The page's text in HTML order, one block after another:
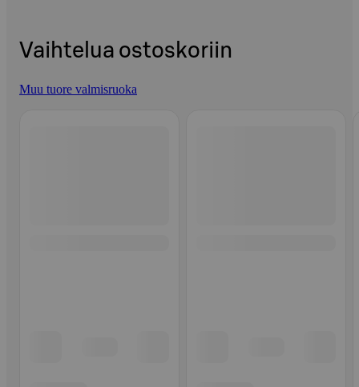
Vaihtelua ostoskoriin
Muu tuore valmisruoka